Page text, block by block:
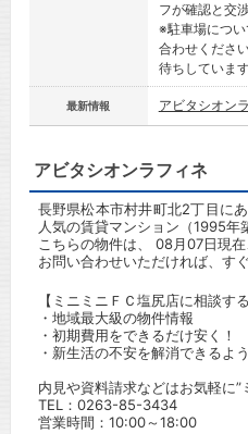
フが確認と交
※駐車場につ
合わせくださ
待ちしています
最新情報 アビタシオン
アビタシオンラフィネ
長野県松本市村井町北2丁目に
人気の賃貸マンション（1995年
こちらの物件は、 08月07日現在
お問い合わせいただければ、す
【ミニミニＦＣ塩尻店に相談す
・地域最大級の物件情報
・初期費用をできるだけ安く！
・新生活の不安を解消できるよ
内見や資料請求などはお気軽に”
TEL：0263-85-3434
営業時間：10:00～18:00